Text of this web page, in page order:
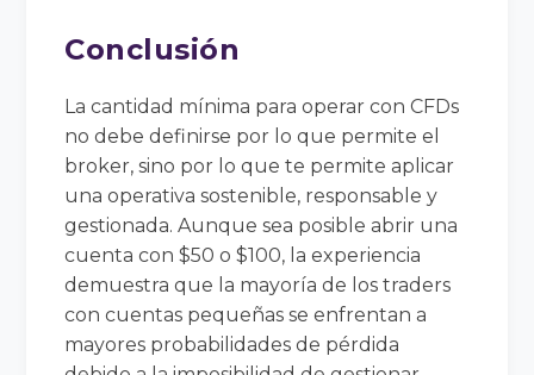
Conclusión
La cantidad mínima para operar con CFDs
no debe definirse por lo que permite el
broker, sino por lo que te permite aplicar
una operativa sostenible, responsable y
gestionada. Aunque sea posible abrir una
cuenta con $50 o $100, la experiencia
demuestra que la mayoría de los traders
con cuentas pequeñas se enfrentan a
mayores probabilidades de pérdida